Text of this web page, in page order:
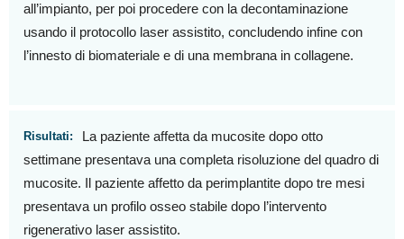
all’impianto, per poi procedere con la decontaminazione
usando il protocollo laser assistito, concludendo infine con
l’innesto di biomateriale e di una membrana in collagene.
Risultati:
La paziente affetta da mucosite dopo otto
settimane presentava una completa risoluzione del quadro di
mucosite. Il paziente affetto da perimplantite dopo tre mesi
presentava un profilo osseo stabile dopo l’intervento
rigenerativo laser assistito.